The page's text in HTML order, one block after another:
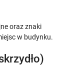
oraz znaki
w budynku.